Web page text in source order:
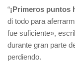
“¡Primeros puntos
di todo para
fue suficiente»,
durante gran parte
perdiendo.